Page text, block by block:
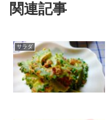
関連記事
サラダ